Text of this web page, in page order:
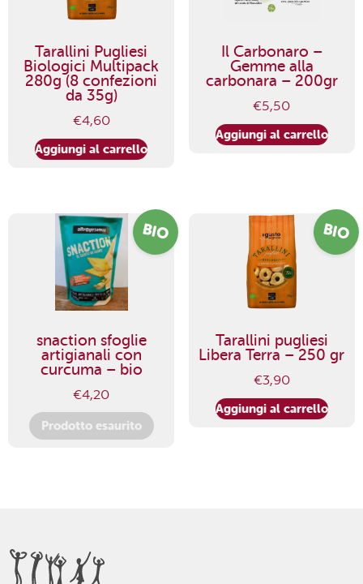
Tarallini Pugliesi
Biologici Multipack
280g (8 confezioni
da 35g)
€4,60
Aggiungi al carrello
Il Carbonaro –
Gemme alla
carbonara – 200gr
€5,50
Aggiungi al carrello
BIO
snaction sfoglie
artigianali con
curcuma – bio
€4,20
Prodotto esaurito
BIO
Tarallini pugliesi
Libera Terra – 250 gr
€3,90
Aggiungi al carrello